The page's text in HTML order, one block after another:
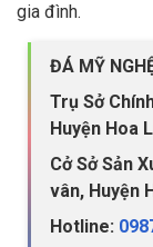
gia đình.
ĐÁ MỸ
Trụ Sở
Huyện Hoa
Cở Sở Sản
vân, Huyện
Hotline: